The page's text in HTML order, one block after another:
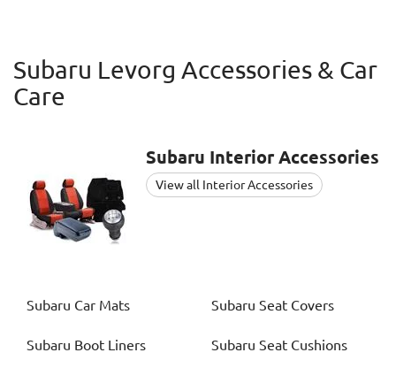
Subaru Levorg Accessories & Car
Care
Subaru Interior Accessories
View all Interior Accessories
Subaru Car Mats Subaru Seat Covers
Subaru Boot Liners Subaru Seat Cushions